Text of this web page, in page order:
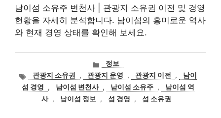
남이섬 소유주 변천사 | 관광지 소유권 이전 및 경영
현황을 자세히 분석합니다. 남이섬의 흥미로운 역사
와 현재 경영 상태를 확인해 보세요.
카
테
고
리
정보
태
그
관광지 소유권 , 관광지 운영 , 관광지 이전 ,
남이
섬 경영
, 남이섬 변천사 , 남이섬 소유주 ,
남이섬 역
사 , 남이섬 정보 , 섬 경영 , 섬 소유권